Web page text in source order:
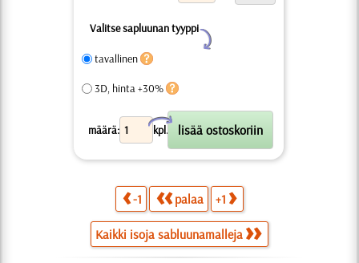
Valitse sapluunan tyyppi
Y
tavallinen
3D, hinta +30%
määrä: kpl.
X
-1 palaa +1
Kaikki isoja sabluunamalleja